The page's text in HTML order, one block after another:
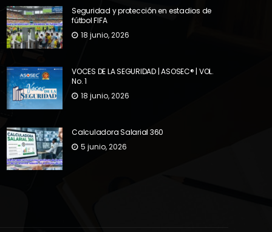
Seguridad y protección en estadios de
fútbol FIFA
18 junio, 2026
VOCES DE LA SEGURIDAD | ASOSEC® | VOL.
No. 1
18 junio, 2026
Calculadora Salarial 360
5 junio, 2026